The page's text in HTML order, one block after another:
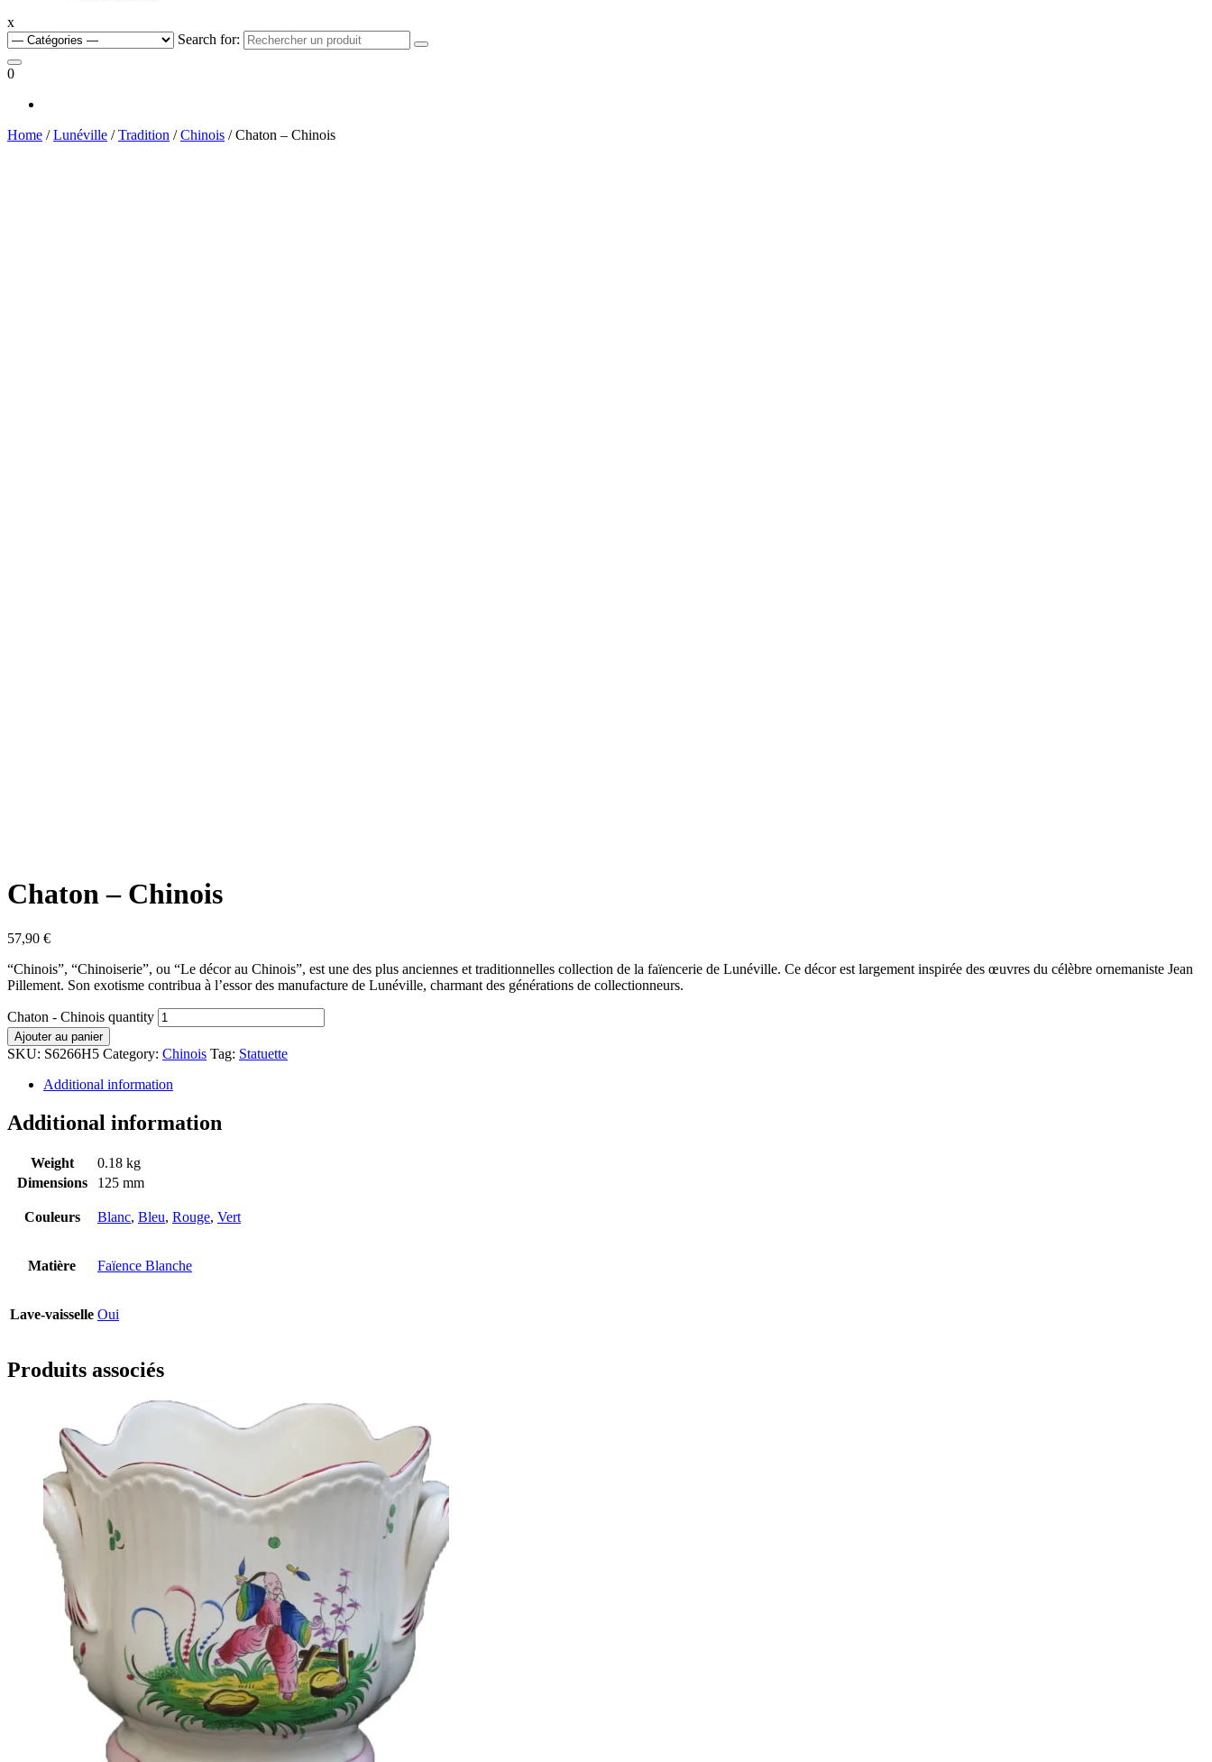
x
Search for:
0
Home /Lunéville /Tradition /Chinois / Chaton – Chinois
Chaton – Chinois
57,90 €
“Chinois”, “Chinoiserie”, ou “Le décor au Chinois”, est une des plus anciennes et traditionnelles collection de la faïencerie de Lunéville. Ce décor est largement inspirée des œuvres du célèbre ornemaniste Jean
Pillement. Son exotisme contribua à l’essor des manufacture de Lunéville, charmant des générations de collectionneurs.
Chaton - Chinois quantity
Ajouter au panier
SKU: S6266H5 Category: Chinois Tag: Statuette
Additional information
Additional information
Weight
0.18 kg
Dimensions
125 mm
Couleurs Blanc, Bleu, Rouge, Vert
Matière Faïence Blanche
Lave-vaisselle Oui
Produits associés